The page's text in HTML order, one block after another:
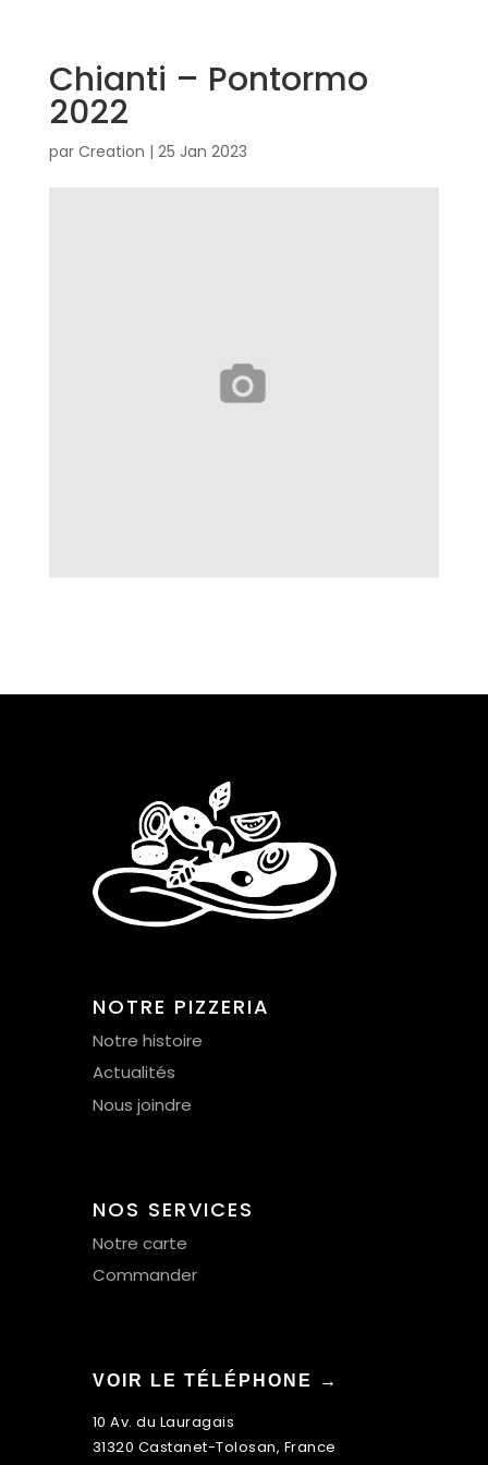
Chianti – Pontormo
2022
par Creation | 25 Jan 2023
NOTRE PIZZERIA
Notre histoire
Actualités
Nous joindre
NOS SERVICES
Notre carte
Commander
VOIR LE TÉLÉPHONE →
10 Av. du Lauragais
31320 Castanet-Tolosan, France